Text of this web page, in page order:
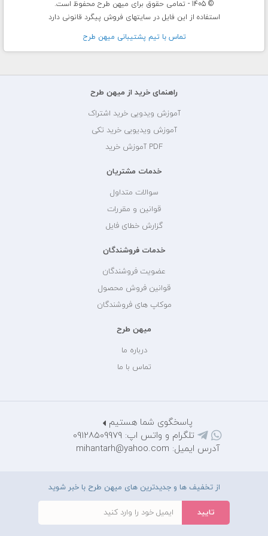
© 1405 - تمامی حقوق برای میهن طرح محفوظ است.
استفاده از این فایل در سایتهای فروش پیگرد قانونی دارد
تماس با تيم پشتيبانی ميهن طرح
راهنمای خرید از میهن طرح
آموزش ویدویی خرید اشتراک
آموزش ویدیویی خرید تکی
PDF آموزش خرید
خدمات مشتریان
سوالات متداول
قوانین و مقررات
گزارش خطای فایل
خدمات فروشندگان
عضویت فروشندگان
قوانین فروش محصول
موکاپ های فروشندگان
میهن طرح
درباره ما
تماس با ما
پاسخگوی شما هستیم
تلگرام و واتس اپ: 09128509979
آدرس ایمیل: mihantarh@yahoo.com
از تخفیف ها و جدیدترین های میهن طرح با خبر شوید